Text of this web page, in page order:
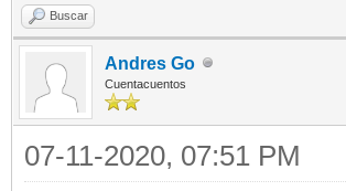
Buscar
Andres Go
Cuentacuentos
07-11-2020, 07:51 PM